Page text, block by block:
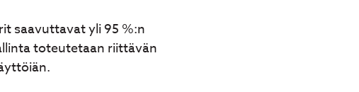
saavuttavat yli 95 %:n
toteutetaan riittävän